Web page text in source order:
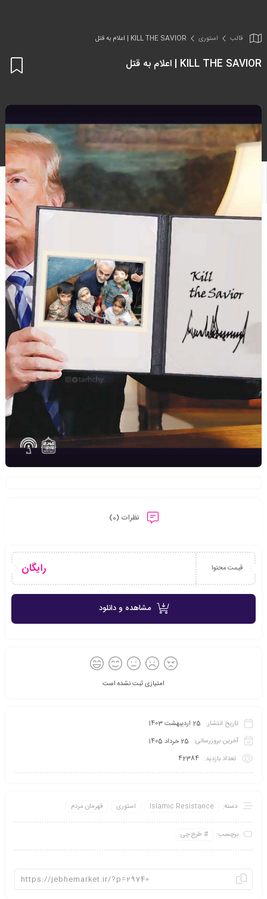
قالب استوری KILL THE SAVIOR | اعلام به قتل
KILL THE SAVIOR | اعلام به قتل
نظرات (0)
قیمت محتوا رایگان
مشاهده و دانلود
امتیازی ثبت نشده است
تاریخ انتشار: 25 اردیبهشت 1403
آخرین بروزرسانی: 25 خرداد 1405
تعداد بازدید: 42384
دسته: Islamic Resistance استوری قهرمان مردم
برچسب: طرح چی